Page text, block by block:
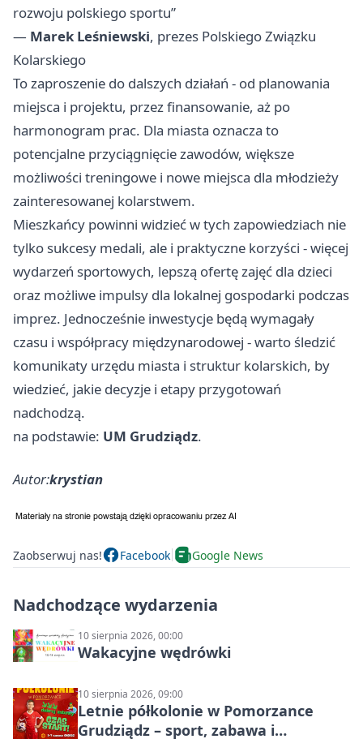
rozwoju polskiego sportu”
— Marek Leśniewski, prezes Polskiego Związku
Kolarskiego
To zaproszenie do dalszych działań - od planowania
miejsca i projektu, przez finansowanie, aż po
harmonogram prac. Dla miasta oznacza to
potencjalne przyciągnięcie zawodów, większe
możliwości treningowe i nowe miejsca dla młodzieży
zainteresowanej kolarstwem.
Mieszkańcy powinni widzieć w tych zapowiedziach nie
tylko sukcesy medali, ale i praktyczne korzyści - więcej
wydarzeń sportowych, lepszą ofertę zajęć dla dzieci
oraz możliwe impulsy dla lokalnej gospodarki podczas
imprez. Jednocześnie inwestycje będą wymagały
czasu i współpracy międzynarodowej - warto śledzić
komunikaty urzędu miasta i struktur kolarskich, by
wiedzieć, jakie decyzje i etapy przygotowań
nadchodzą.
na podstawie: UM Grudziądz.
Autor:krystian
Zaobserwuj nas! Facebook Google News
Nadchodzące wydarzenia
10 sierpnia 2026, 00:00
Wakacyjne wędrówki
10 sierpnia 2026, 09:00
Letnie półkolonie w Pomorzance
Grudziądz – sport, zabawa i